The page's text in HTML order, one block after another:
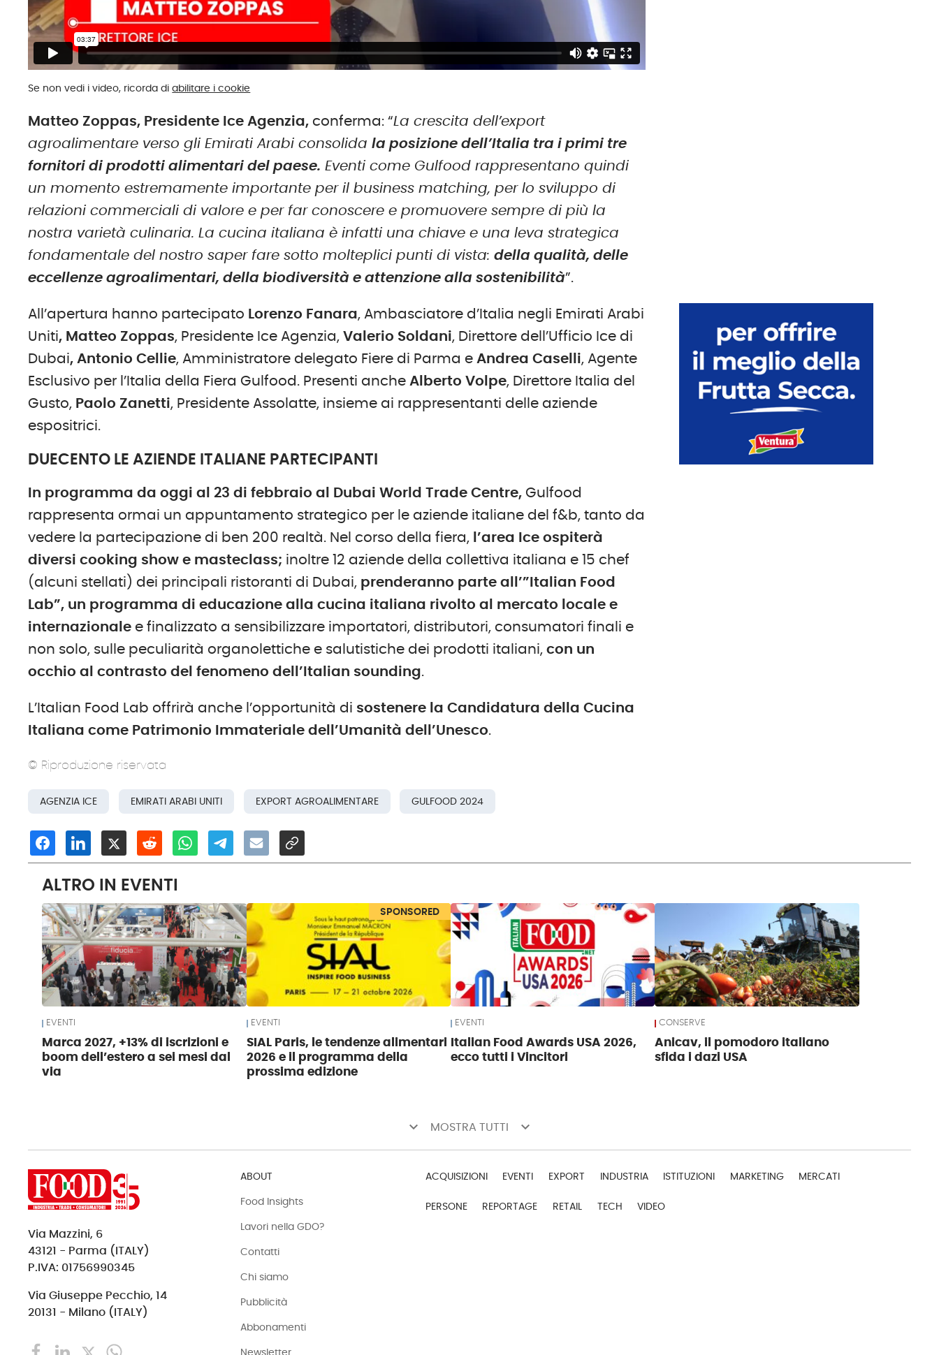
Se non vedi i video, ricorda diabilitare i cookie
Matteo Zoppas, Presidente Ice Agenzia, conferma: “La crescita dell’export
agroalimentare verso gli Emirati Arabi consolidala posizione dell’Italia tra i primi tre
fornitori di prodotti alimentari del paese. Eventi come Gulfood rappresentano quindi
un momento estremamente importante per il business matching, per lo sviluppo di
relazioni commerciali di valore e per far conoscere e promuovere sempre di più la
nostra varietà culinaria. La cucina italiana è infatti una chiave e una leva strategica
fondamentale del nostro saper fare sotto molteplici punti di vista:della qualità, delle
eccellenze agroalimentari, della biodiversità e attenzione alla sostenibilità”.
All’apertura hanno partecipato Lorenzo Fanara, Ambasciatore d’Italia negli Emirati Arabi
Uniti, Matteo Zoppas, Presidente Ice Agenzia,Valerio Soldani, Direttore dell’Ufficio Ice di
Dubai, Antonio Cellie, Amministratore delegato Fiere di Parma e Andrea Caselli, Agente
Esclusivo per l’Italia della Fiera Gulfood. Presenti anche Alberto Volpe, Direttore Italia del
Gusto, Paolo Zanetti, Presidente Assolatte, insieme ai rappresentanti delle aziende
espositrici.
DUECENTO LE AZIENDE ITALIANE PARTECIPANTI
In programma da oggi al 23 di febbraio al Dubai World Trade Centre, Gulfood
rappresenta ormai un appuntamento strategico per le aziende italiane del f&b, tanto da
vedere la partecipazione di ben 200 realtà. Nel corso della fiera, l’area Ice ospiterà
diversi cooking show e masteclass; inoltre 12 aziende della collettiva italiana e 15 chef
(alcuni stellati) dei principali ristoranti di Dubai, prenderanno parte all’”Italian Food
Lab”, un programma di educazione alla cucina italiana rivolto al mercato locale e
internazionale e finalizzato a sensibilizzare importatori, distributori, consumatori finali e
non solo, sulle peculiarità organolettiche e salutistiche dei prodotti italiani,con un
occhio al contrasto del fenomeno dell’Italian sounding.
L’Italian Food Lab offrirà anche l’opportunità di sostenere la Candidatura della Cucina
Italiana come Patrimonio Immateriale dell’Umanità dell’Unesco.
© Riproduzione riservata
AGENZIA ICE EMIRATI ARABI UNITI EXPORT AGROALIMENTARE GULFOOD 2024
ALTRO IN EVENTI
EVENTI
Marca 2027, +13% di iscrizioni e
boom dell’estero a sei mesi dal
via
SPONSORED
EVENTI
SIAL Paris, le tendenze alimentari
2026 e il programma della
prossima edizione
EVENTI
Italian Food Awards USA 2026,
ecco tutti i Vincitori
CONSERVE
Anicav, il pomodoro italiano
sfida i dazi USA
keyboard_arrow_down MOSTRA TUTTI keyboard_arrow_down
Via Mazzini, 6
43121 - Parma (ITALY)
P.IVA: 01756990345
Via Giuseppe Pecchio, 14
20131 - Milano (ITALY)
ABOUT
Food Insights
Lavori nella GDO?
Contatti
Chi siamo
Pubblicità
Abbonamenti
Newsletter
ACQUISIZIONI EVENTI EXPORT INDUSTRIA ISTITUZIONI MARKETING MERCATI
PERSONE REPORTAGE RETAIL TECH VIDEO